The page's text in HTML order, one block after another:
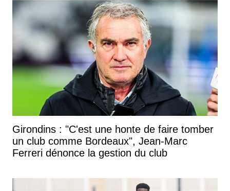
Girondins : "C'est une honte de faire tomber
un club comme Bordeaux", Jean-Marc
Ferreri dénonce la gestion du club